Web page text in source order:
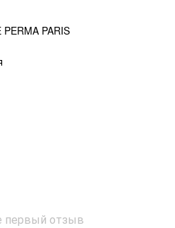
PERMA PARIS
первый отзыв